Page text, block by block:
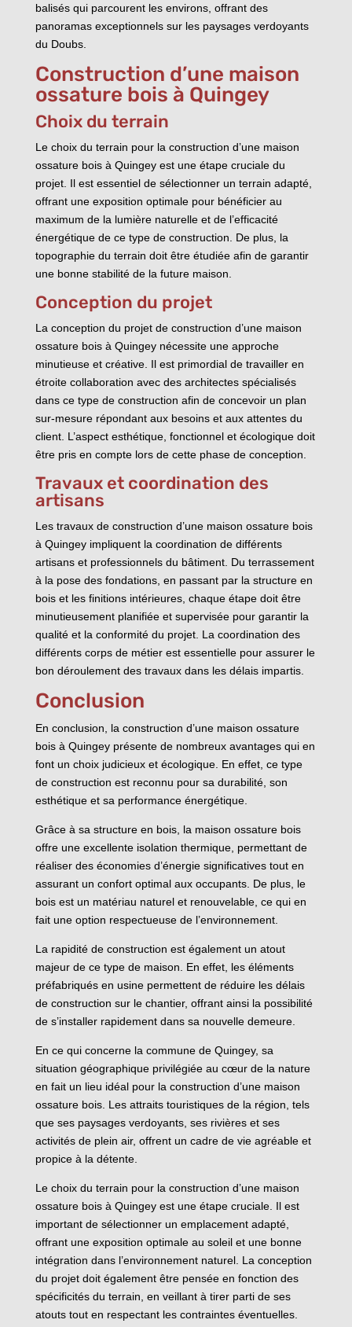
balisés qui parcourent les environs, offrant des
panoramas exceptionnels sur les paysages verdoyants
du Doubs.
Construction d’une maison
ossature bois à Quingey
Choix du terrain
Le choix du terrain pour la construction d’une maison
ossature bois à Quingey est une étape cruciale du
projet. Il est essentiel de sélectionner un terrain adapté,
offrant une exposition optimale pour bénéficier au
maximum de la lumière naturelle et de l’efficacité
énergétique de ce type de construction. De plus, la
topographie du terrain doit être étudiée afin de garantir
une bonne stabilité de la future maison.
Conception du projet
La conception du projet de construction d’une maison
ossature bois à Quingey nécessite une approche
minutieuse et créative. Il est primordial de travailler en
étroite collaboration avec des architectes spécialisés
dans ce type de construction afin de concevoir un plan
sur-mesure répondant aux besoins et aux attentes du
client. L’aspect esthétique, fonctionnel et écologique doit
être pris en compte lors de cette phase de conception.
Travaux et coordination des
artisans
Les travaux de construction d’une maison ossature bois
à Quingey impliquent la coordination de différents
artisans et professionnels du bâtiment. Du terrassement
à la pose des fondations, en passant par la structure en
bois et les finitions intérieures, chaque étape doit être
minutieusement planifiée et supervisée pour garantir la
qualité et la conformité du projet. La coordination des
différents corps de métier est essentielle pour assurer le
bon déroulement des travaux dans les délais impartis.
Conclusion
En conclusion, la construction d’une maison ossature
bois à Quingey présente de nombreux avantages qui en
font un choix judicieux et écologique. En effet, ce type
de construction est reconnu pour sa durabilité, son
esthétique et sa performance énergétique.
Grâce à sa structure en bois, la maison ossature bois
offre une excellente isolation thermique, permettant de
réaliser des économies d’énergie significatives tout en
assurant un confort optimal aux occupants. De plus, le
bois est un matériau naturel et renouvelable, ce qui en
fait une option respectueuse de l’environnement.
La rapidité de construction est également un atout
majeur de ce type de maison. En effet, les éléments
préfabriqués en usine permettent de réduire les délais
de construction sur le chantier, offrant ainsi la possibilité
de s’installer rapidement dans sa nouvelle demeure.
En ce qui concerne la commune de Quingey, sa
situation géographique privilégiée au cœur de la nature
en fait un lieu idéal pour la construction d’une maison
ossature bois. Les attraits touristiques de la région, tels
que ses paysages verdoyants, ses rivières et ses
activités de plein air, offrent un cadre de vie agréable et
propice à la détente.
Le choix du terrain pour la construction d’une maison
ossature bois à Quingey est une étape cruciale. Il est
important de sélectionner un emplacement adapté,
offrant une exposition optimale au soleil et une bonne
intégration dans l’environnement naturel. La conception
du projet doit également être pensée en fonction des
spécificités du terrain, en veillant à tirer parti de ses
atouts tout en respectant les contraintes éventuelles.